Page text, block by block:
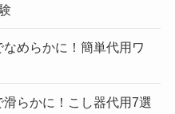
めらかに！簡単代用ワ
らかに！こし器代用7選